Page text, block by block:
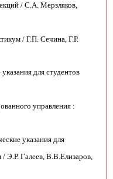
/ С.А. Мерзляков,
/ Г.П. Сечина, Г.Р.
для студентов
управления :
указания для
Э.Р. Галеев, В.В.Елизаров,